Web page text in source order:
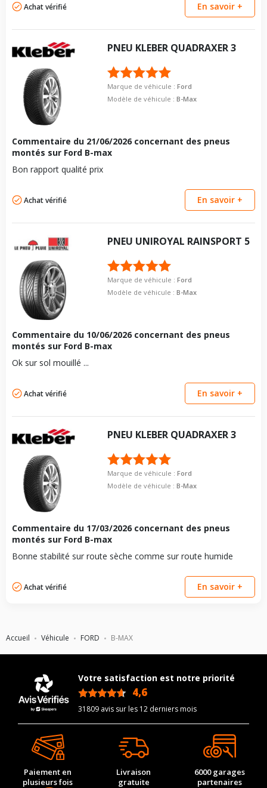
Accueil Véhicule FORD B-MAX
Achat vérifié En savoir +
PNEU KLEBER QUADRAXER 3
Marque de véhicule : Ford
Modèle de véhicule : B-Max
Commentaire du 21/06/2026 concernant des pneus
montés sur Ford B-max
Bon rapport qualité prix
Achat vérifié En savoir +
PNEU UNIROYAL RAINSPORT 5
Marque de véhicule : Ford
Modèle de véhicule : B-Max
Commentaire du 10/06/2026 concernant des pneus
montés sur Ford B-max
Ok sur sol mouillé ...
Achat vérifié En savoir +
PNEU KLEBER QUADRAXER 3
Marque de véhicule : Ford
Modèle de véhicule : B-Max
Commentaire du 17/03/2026 concernant des pneus
montés sur Ford B-max
Bonne stabilité sur route sèche comme sur route humide
Achat vérifié En savoir +
Votre satisfaction est notre priorité
4,6
31809 avis sur les 12 derniers mois
Paiement en
plusieurs fois
Livraison
gratuite
6000 garages
partenaires